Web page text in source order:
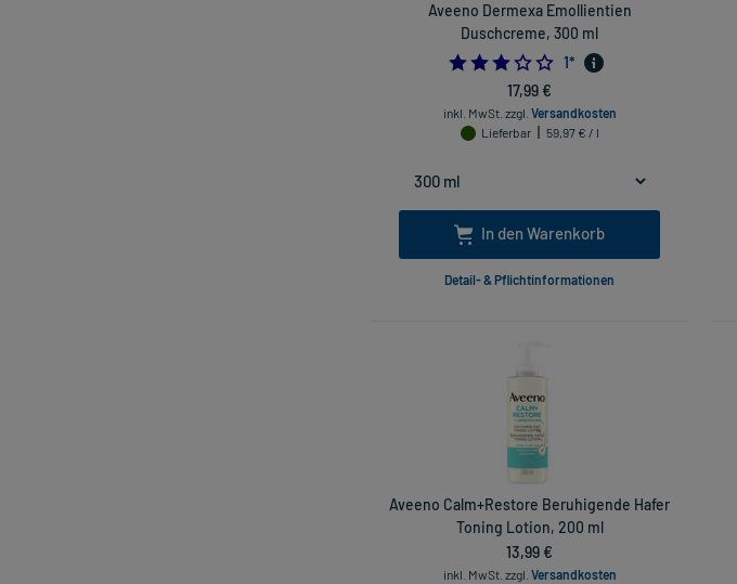
Aveeno Dermexa Emollientien
Duschcreme, 300 ml
3.0
1*
17,99 €
inkl. MwSt. zzgl. Versandkosten
Lieferbar
59,97 € / l
In den Warenkorb
Detail- & Pflichtinformationen
Aveeno Calm+Restore Beruhigende Hafer
Toning Lotion, 200 ml
13,99 €
inkl. MwSt. zzgl. Versandkosten